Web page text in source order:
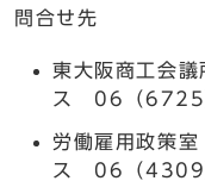
問合せ先
東大阪商工会
ス 06（6725
労働雇用政策
ス 06（4309